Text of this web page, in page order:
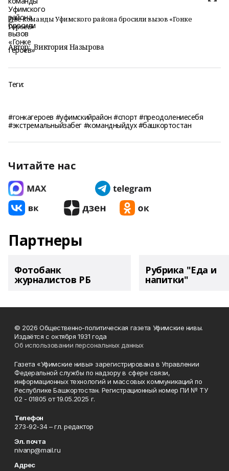
Две команды Уфимского района бросили вызов «Гонке
Героев»
Автор: Виктория Назырова
Теги:
#гонкагероев #уфимскийрайон #спорт #преодолениесебя
#экстремальныйзабег #командныйдух #башкортостан
Читайте нас
Партнеры
Фотобанк
журналистов РБ
Рубрика "Еда и
напитки"
© 2026 Общественно-политическая газета Уфимские нивы.
Издаётся с октября 1931 года
Об использовании персональных данных
Газета «Уфимские нивы» зарегистрирована в Управлении
Федеральной службы по надзору в сфере связи,
информационных технологий и массовых коммуникаций по
Республике Башкортостан. Регистрационный номер ПИ № ТУ
02 - 01805 от 19.05.2025 г.
Телефон
273-92-34 – гл. редактор
Эл. почта
nivanp@mail.ru
Адрес